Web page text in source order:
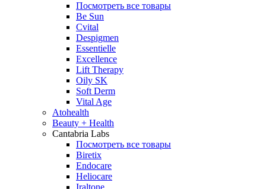
Посмотреть все товары
Be Sun
Cvital
Despigmen
Essentielle
Excellence
Lift Therapy
Oily SK
Soft Derm
Vital Age
Atohealth
Beauty + Health
Cantabria Labs
Посмотреть все товары
Biretix
Endocare
Heliocare
Iraltone